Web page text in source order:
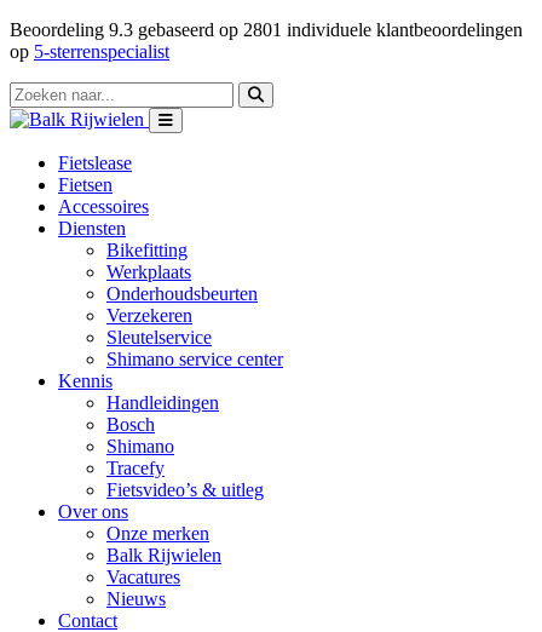
Beoordeling 9.3 gebaseerd op 2801 individuele klantbeoordelingen
op 5-sterrenspecialist
Fietslease
Fietsen
Accessoires
Diensten
Bikefitting
Werkplaats
Onderhoudsbeurten
Verzekeren
Sleutelservice
Shimano service center
Kennis
Handleidingen
Bosch
Shimano
Tracefy
Fietsvideo’s & uitleg
Over ons
Onze merken
Balk Rijwielen
Vacatures
Nieuws
Contact